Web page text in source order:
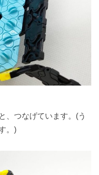
、つなげています。(う
。)